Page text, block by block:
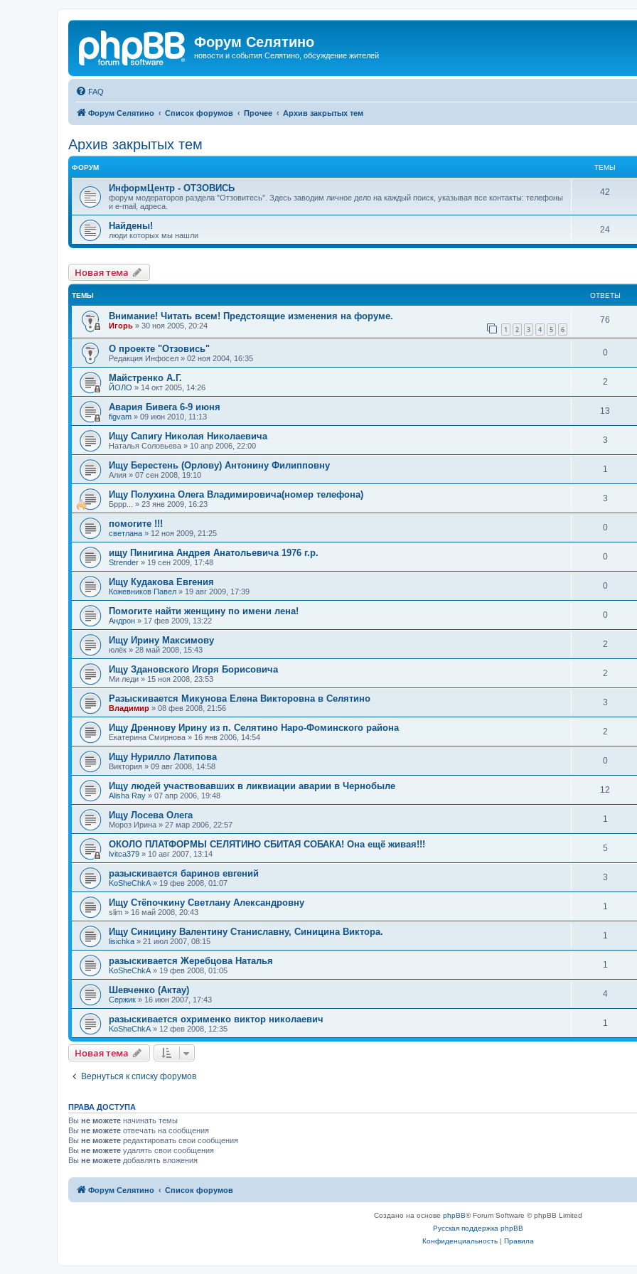
Форум Селятино
новости и события Селятино, обсуждение жителей
FAQ
Форум Селятино Список форумов Прочее Архив закрытых тем
Архив закрытых тем
ФОРУМ ТЕМЫ
ИнформЦентр - ОТЗОВИСЬ
форум модераторов раздела "Отзовитесь". Здесь заводим личное дело на каждый поиск, указывая все контакты: телефоны
и e-mail, адреса.
42
Найдены!
люди которых мы нашли
24
Новая тема
ТЕМЫ ОТВЕТЫ
Внимание! Читать всем! Предстоящие изменения на форуме.
Игорь » 30 ноя 2005, 20:24 1 2 3 4 5 6
76
О проекте "Отзовись"
Редакция Инфосел » 02 ноя 2004, 16:35
0
Майстренко А.Г.
ЙОЛО » 14 окт 2005, 14:26
2
Авария Бивега 6-9 июня
figvam » 09 июн 2010, 11:13
13
Ищу Сапигу Николая Николаевича
Наталья Соловьева » 10 апр 2006, 22:00
3
Ищу Берестень (Орлову) Антонину Филипповну
Алия » 07 сен 2008, 19:10
1
Ищу Полухина Олега Владимировича(номер телефона)
Бррр... » 23 янв 2009, 16:23
3
помогите !!!
светлана » 12 ноя 2009, 21:25
0
ищу Пинигина Андрея Анатольевича 1976 г.р.
Strender » 19 сен 2009, 17:48
0
Ищу Кудакова Евгения
Кожевников Павел » 19 авг 2009, 17:39
0
Помогите найти женщину по имени лена!
Андрон » 17 фев 2009, 13:22
0
Ищу Ирину Максимову
юлёк » 28 май 2008, 15:43
2
Ищу Здановского Игоря Борисовича
Ми леди » 15 ноя 2008, 23:53
2
Разыскивается Микунова Елена Викторовна в Селятино
Владимир » 08 фев 2008, 21:56
3
Ищу Дреннову Ирину из п. Селятино Наро-Фоминского района
Екатерина Смирнова » 16 янв 2006, 14:54
2
Ищу Нурилло Латипова
Виктория » 09 авг 2008, 14:58
0
Ищу людей участвовавших в ликвиации аварии в Чернобыле
Alisha Ray » 07 апр 2006, 19:48
12
Ищу Лосева Олега
Мороз Ирина » 27 мар 2006, 22:57
1
ОКОЛО ПЛАТФОРМЫ СЕЛЯТИНО СБИТАЯ СОБАКА! Она ещё живая!!!
lvitca379 » 10 авг 2007, 13:14
5
разыскивается баринов евгений
KoSheChkA » 19 фев 2008, 01:07
3
Ищу Стёпочкину Светлану Александровну
slim » 16 май 2008, 20:43
1
Ищу Синицину Валентину Станиславну, Синицина Виктора.
lisichka » 21 июл 2007, 08:15
1
разыскивается Жеребцова Наталья
KoSheChkA » 19 фев 2008, 01:05
1
Шевченко (Актау)
Сержик » 16 июн 2007, 17:43
4
разыскивается охрименко виктор николаевич
KoSheChkA » 12 фев 2008, 12:35
1
Новая тема
Вернуться к списку форумов
ПРАВА ДОСТУПА
Вы не можете начинать темы
Вы не можете отвечать на сообщения
Вы не можете редактировать свои сообщения
Вы не можете удалять свои сообщения
Вы не можете добавлять вложения
Форум Селятино Список форумов
Создано на основе phpBB® Forum Software © phpBB Limited
Русская поддержка phpBB
Конфиденциальность| Правила